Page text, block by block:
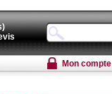
Mon compte